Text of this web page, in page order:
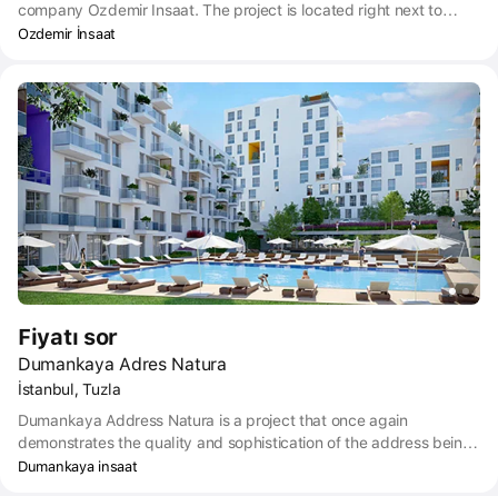
company Ozdemir Insaat. The project is located right next to
Tuzla Marina with nice sea view. While the project located on
in the Asian side of Istanbul, the project take high attention of the
purchasers with investment purposes.
Ozdemir İnsaat
Fiyatı sor
Dumankaya Adres Natura
İstanbul, Tuzla
Dumankaya Address Natura is a project that once again
demonstrates the quality and sophistication of the address being
built in Tuzla in the Secret Garden area. Comfort integrated with
Dumankaya insaat